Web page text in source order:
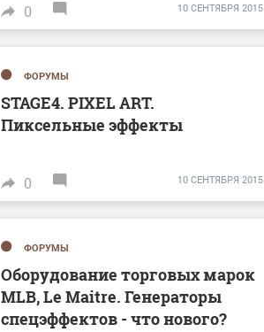
0 10 СЕНТЯБРЯ 2015
ФОРУМЫ
STAGE4. PIXEL ART.
Пиксельные эффекты
0 10 СЕНТЯБРЯ 2015
ФОРУМЫ
Оборудование торговых марок
MLB, Le Maitre. Генераторы
спецэффектов - что нового?